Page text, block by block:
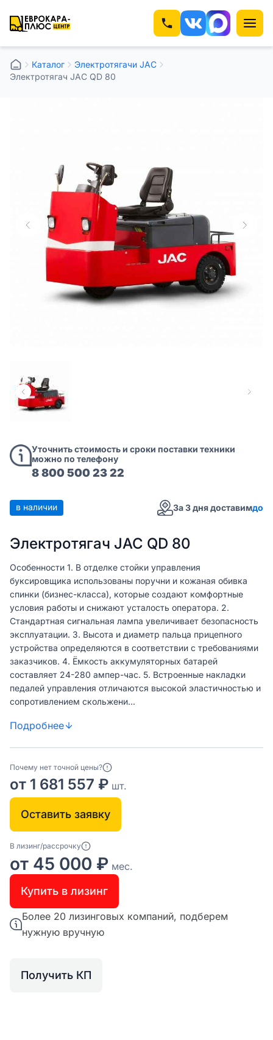
Каталог
Электротягачи JAC
Электротягач JAC QD 80
Уточнить стоимость и сроки поставки техники
можно по телефону
8 800 500 23 22
в наличии За 3 дня доставимдо
Электротягач JAC QD 80
Особенности 1. В отделке стойки управления
буксировщика использованы поручни и кожаная обивка
спинки (бизнес-класса), которые создают комфортные
условия работы и снижают усталость оператора. 2.
Стандартная сигнальная лампа увеличивает безопасность
эксплуатации. 3. Высота и диаметр пальца прицепного
устройства определяются в соответствии с требованиями
заказчиков. 4. Ёмкость аккумуляторных батарей
составляет 24-280 ампер-час. 5. Встроенные накладки
педалей управления отличаются высокой эластичностью и
сопротивлением скольжени...
Подробнее
Почему нет точной цены?
от 1 681 557 ₽ шт.
Оставить заявку
В лизинг/рассрочку
от 45 000 ₽ мес.
Купить в лизинг
Более 20 лизинговых компаний, подберем
нужную вручную
Получить КП